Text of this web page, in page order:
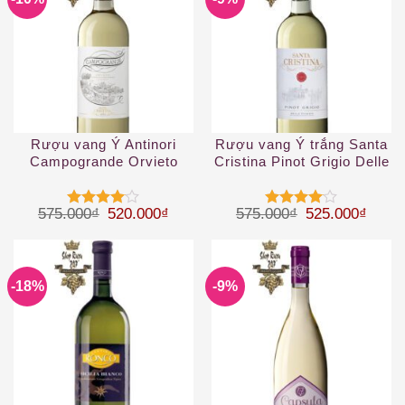
Rượu vang Ý Antinori
Campogrande Orvieto
Được
45 sao
575.000₫ Giá gốc là: 575.000₫.
520.000₫ Giá hiện tại là: 520.000₫.
Rượu vang Ý trắng Santa
Cristina Pinot Grigio Delle
Được
45 sao
575.000₫ Giá gốc là:
525.000₫
-18% -9%